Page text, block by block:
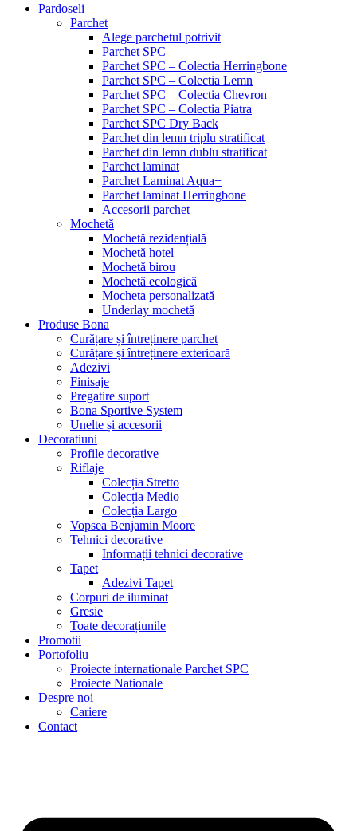
Pardoseli
Parchet
Alege parchetul potrivit
Parchet SPC
Parchet SPC – Colectia Herringbone
Parchet SPC – Colectia Lemn
Parchet SPC – Colectia Chevron
Parchet SPC – Colectia Piatra
Parchet SPC Dry Back
Parchet din lemn triplu stratificat
Parchet din lemn dublu stratificat
Parchet laminat
Parchet Laminat Aqua+
Parchet laminat Herringbone
Accesorii parchet
Mochetă
Mochetă rezidențială
Mochetă hotel
Mochetă birou
Mochetă ecologică
Mocheta personalizată
Underlay mochetă
Produse Bona
Curățare și întreținere parchet
Curățare și întreținere exterioară
Adezivi
Finisaje
Pregatire suport
Bona Sportive System
Unelte și accesorii
Decoratiuni
Profile decorative
Riflaje
Colecția Stretto
Colecția Medio
Colecția Largo
Vopsea Benjamin Moore
Tehnici decorative
Informații tehnici decorative
Tapet
Adezivi Tapet
Corpuri de iluminat
Gresie
Toate decorațiunile
Promotii
Portofoliu
Proiecte internationale Parchet SPC
Proiecte Nationale
Despre noi
Cariere
Contact